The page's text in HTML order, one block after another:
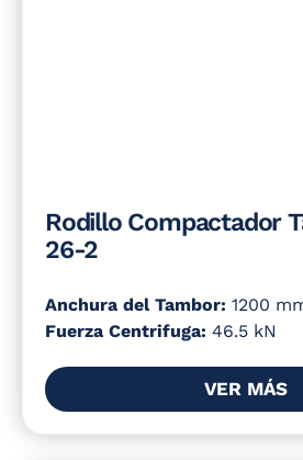
Rodillo Compactador
26-2
Anchura del Tambor: 1200
Fuerza Centrifuga: 46.5 kN
VER MÁS